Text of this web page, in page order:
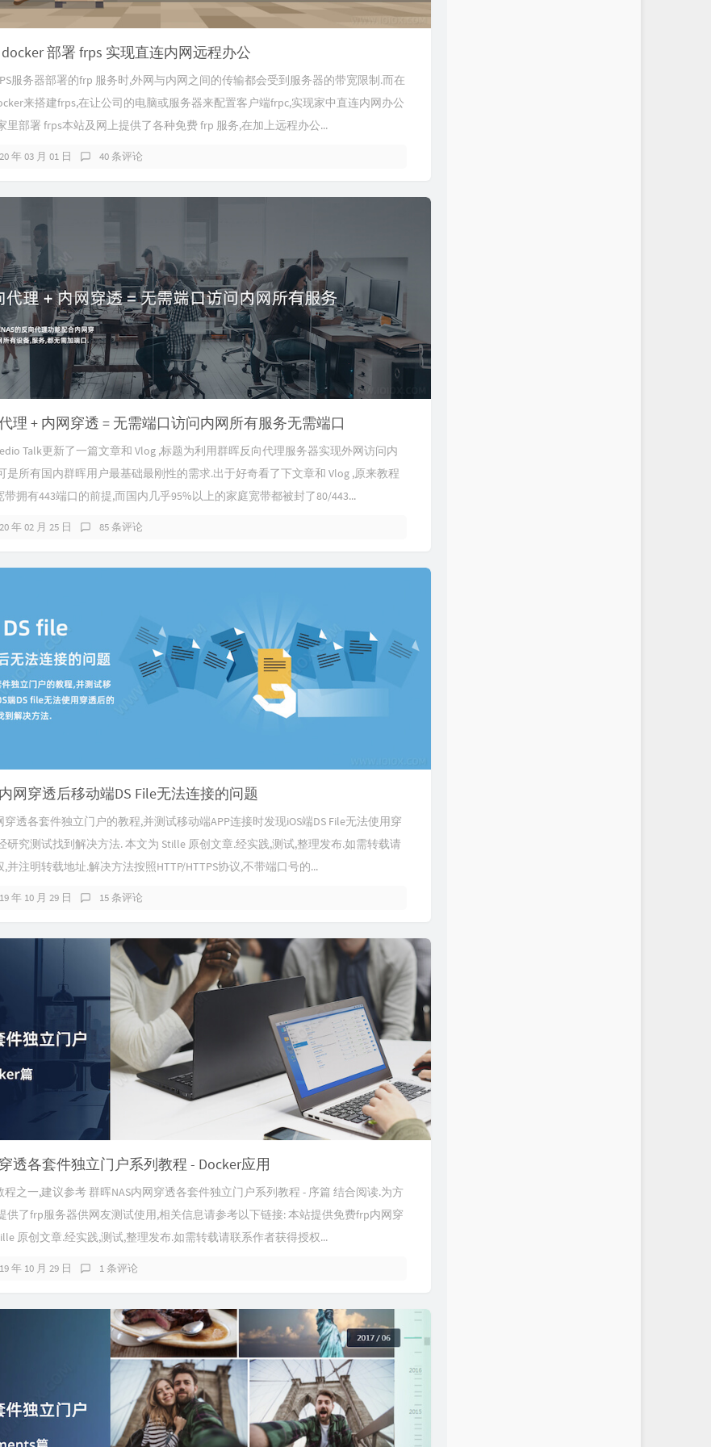
部署 frps 实现直连内网远程办公
服务器部署的frp 服务时,外网与内网之间的传输都会受到服务器的带宽限制.而在
来搭建frps,在让公司的电脑或服务器来配置客户端frpc,实现家中直连内网办公
里部署 frps本站及网上提供了各种免费 frp 服务,在加上远程办公...
年 03 月 01 日 40 条评论
理 + 内网穿透 = 无需端口访问内网所有服务无需端口
Talk更新了一篇文章和 Vlog ,标题为利用群晖反向代理服务器实现外网访问内
是所有国内群晖用户最基础最刚性的需求.出于好奇看了下文章和 Vlog ,原来教程
拥有443端口的前提,而国内几乎95%以上的家庭宽带都被封了80/443...
年 02 月 25 日 85 条评论
网穿透后移动端DS File无法连接的问题
透各套件独立门户的教程,并测试移动端APP连接时发现iOS端DS File无法使用穿
研究测试找到解决方法. 本文为 Stille 原创文章.经实践,测试,整理发布.如需转载请
并注明转载地址.解决方法按照HTTP/HTTPS协议,不带端口号的...
年 10 月 29 日 15 条评论
透各套件独立门户系列教程 - Docker应用
之一,建议参考 群晖NAS内网穿透各套件独立门户系列教程 - 序篇 结合阅读.为方
供了frp服务器供网友测试使用,相关信息请参考以下链接: 本站提供免费frp内网穿
原创文章.经实践,测试,整理发布.如需转载请联系作者获得授权...
年 10 月 29 日 1 条评论